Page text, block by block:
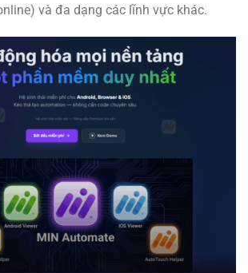
và đa dạng các lĩnh vực khác.